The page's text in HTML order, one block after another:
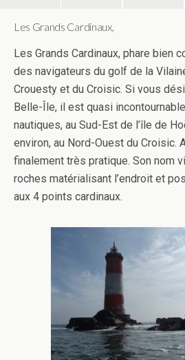
Les Grands Cardinaux,
Les Grands Cardinaux, phare bien
des navigateurs du golf de la
Crouesty et du Croisic. Si vous
Belle-Île, il est quasi
nautiques, au Sud-Est de l’île de
environ, au Nord-Ouest du Croisic.
finalement très pratique. Son nom
roches matérialisant l’endroit et
aux 4 points cardinaux.